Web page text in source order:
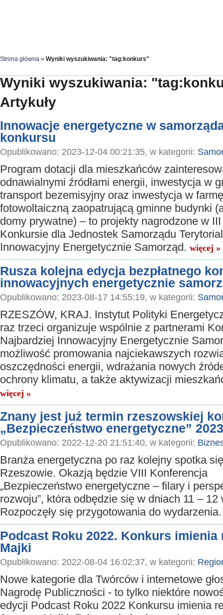
Strona główna » Wyniki wyszukiwania: "tag:konkurs"
Wyniki wyszukiwania:
Artykuły
Innowacje energetyczne w
konkursu
Opublikowano: 2023-12-04 00:21:35, w kategorii:
Program dotacji dla mieszkańców
odnawialnymi źródłami energii, inwestycja w
transport bezemisyjny oraz inwestycja w farmę
fotowoltaiczną zaopatrującą gminne budynki
domy prywatne) – to projekty nagrodzone w
Konkursie dla Jednostek Samorządu
Innowacyjny Energetycznie Samorząd. więcej »
Rusza kolejna edycja bezpłatnego
innowacyjnych energetycznie
Opublikowano: 2023-08-17 14:55:19, w kategorii:
RZESZÓW, KRAJ. Instytut Polityki
raz trzeci organizuje wspólnie z partnerami
Najbardziej Innowacyjny Energetycznie
możliwość promowania najciekawszych
oszczędności energii, wdrażania nowych
ochrony klimatu, a także aktywizacji
więcej »
Znany jest już termin rzeszowskiej
„Bezpieczeństwo energetyczne” 2023
Opublikowano: 2022-12-20 21:51:40, w kategorii:
Branża energetyczna po raz kolejny spotka
Rzeszowie. Okazją będzie VIII Konferencja
„Bezpieczeństwo energetyczne – filary i
rozwoju”, która odbędzie się w dniach 11 – 12
Rozpoczęły się przygotowania do
Podcast Roku 2022. Konkurs imienia
Majki
Opublikowano: 2022-08-04 16:02:37, w kategorii:
Nowe kategorie dla Twórców i internetowe
Nagrodę Publiczności - to tylko niektóre
edycji Podcast Roku 2022 Konkursu imienia